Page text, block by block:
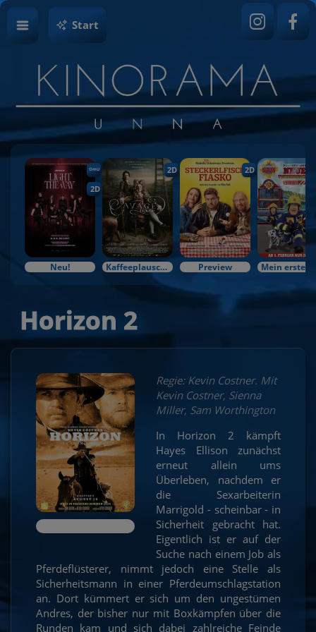
Start
OmU
2D
Neu!
2D
Kaffeeplausch & Kinozauber
2D
Preview
Horizon 2
Regie: Kevin Costner. Mit
Kevin Costner, Sienna
Miller, Sam Worthington
In Horizon 2 kämpft
Hayes Ellison zunächst
erneut allein ums
Überleben, nachdem er
die Sexarbeiterin
Marrigold - scheinbar - in
Sicherheit gebracht hat.
Eigentlich ist er auf der
Suche nach einem Job als
Pferdeflüsterer, nimmt jedoch eine Stelle als
Sicherheitsmann in einer Pferdeumschlagstation
an. Dort kümmert er sich um den ungestümen
Andres, der bisher nur mit Boxkämpfen über die
Runden kam und sich dabei zahlreiche Feinde